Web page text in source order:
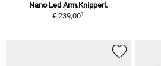
Nano Led Arm.Knipperl.
€ 239,001